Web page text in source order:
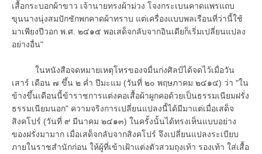
เสื้อกระบอกผ้าขาว เจ้านายทรงผ้าม่วง โจงกระเบนคาดแพรแถบ
ขุนนางนุ่งสมปักชักพกคาดผ้าทราบ แต่เครื่องแบบพลเรือนที่ว่านี้ใช้
มาเพียงปีวอก พ.ศ. ๒๔๑๕ พอเสด็จกลับจากอินเดียก็เริ่มเปลี่ยนแปลง
อย่างอื่น"
ในหนังสือจดหมายเหตุโหรของจมื่นก่งศิลป์ได้จดไว้เมื่อวัน
เสาร์ เดือน ๗ ขึ้น ๒ ค่ำ ปีมะแม (วันที่ ๒๐ พฤษภาคม ๒๔๑๔) ว่า "ใน
ข้างขึ้นเดือนนี้ข้าราชการแต่งคอเสื้อผ้าผูกคอด้วยเป็นธรรมเนียมฝรั่ง
ธรรมเนียมนอก" ความจริงการเปลี่ยนแปลงนี้ได้มีมาแต่เมื่อเสด็จ
สิงคโปร์ (วันที่ ๙ มีนาคม ๒๔๑๓) ในครั้งนั้นได้ทรงเห็นแบบอย่าง
ของฝรั่งมามาก เมื่อเสด็จกลับจากสิงคโปร์ จึงเปลี่ยนแปลงระเบียบ
ภายในราชสำนักก่อน ให้ผู้ที่เข้าเฝ้าแต่งตัวสวมถุงเท้า รองเท้า ใส่เสื้อ